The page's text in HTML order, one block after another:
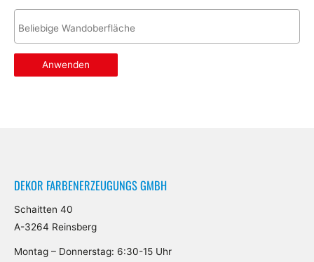
Anwenden
DEKOR FARBENERZEUGUNGS GMBH
Schaitten 40
A-3264 Reinsberg
Montag – Donnerstag: 6:30-15 Uhr